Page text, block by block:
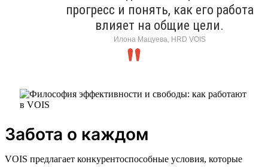
прогресс и понять, как его работа
влияет на общие цели.
Илона Мацуева, HRD VOIS
Забота о каждом
VOIS предлагает конкурентоспособные условия, которые